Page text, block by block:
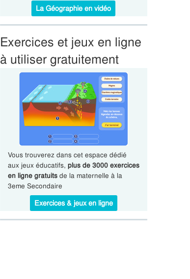
La Géographie en vidéo
Exercices et jeux en ligne
à utiliser gratuitement
Vous trouverez dans cet espace dédié
aux jeux éducatifs, plus de 3000 exercices
en ligne gratuitsde la maternelle à la
3eme Secondaire
Exercices & jeux en ligne